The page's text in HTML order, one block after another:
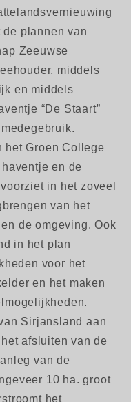
plannen van
Zeeuwse
middels
en middels
“De Staart”
het Groen College
en de
in het zoveel
van het
de omgeving. Ook
in het plan
voor het
en het maken
Sirjansland aan
afsluiten van de
van de
10 ha. groot
het